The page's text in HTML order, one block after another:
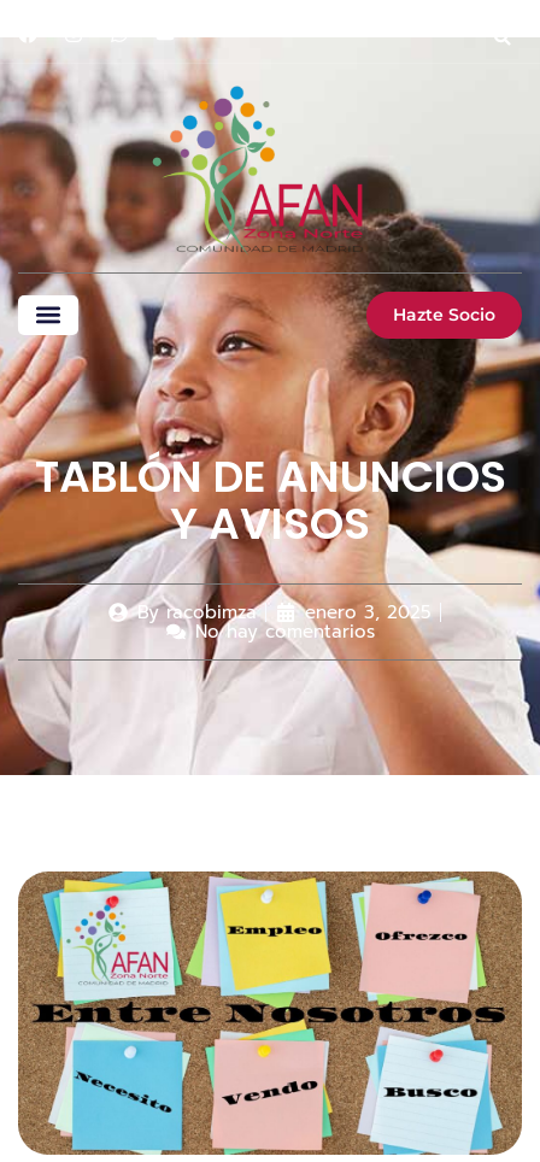
Hazte Socio
TABLÓN DE ANUNCIOS
Y AVISOS
Byracobimza enero 3, 2025
No hay comentarios